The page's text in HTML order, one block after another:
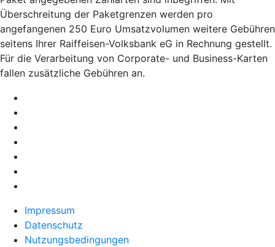
Überschreitung der Paketgrenzen werden pro
angefangenen 250 Euro Umsatzvolumen weitere Gebühren
seitens Ihrer Raiffeisen-Volksbank eG in Rechnung gestellt.
Für die Verarbeitung von Corporate- und Business-Karten
fallen zusätzliche Gebühren an.
Impressum
Datenschutz
Nutzungsbedingungen